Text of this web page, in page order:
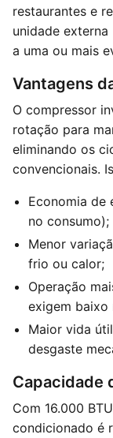
restaurantes e
unidade
a uma ou mais
Vantagens
O compressor
rotação para
eliminando os
convencionais.
Economia de
no consumo);
Menor
frio ou calor;
Operação
exigem baixo
Maior vida
desgaste
Capacidade
Com 16.000
condicionado é